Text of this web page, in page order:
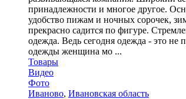
принадлежности и многое другое.
удобство пижам и ночных сорочек,
прекрасно садится по фигуре.
одежда. Ведь сегодня одежда - это
одежды женщина мо ...
Товары
Видео
Фото
Иваново, Ивановская область